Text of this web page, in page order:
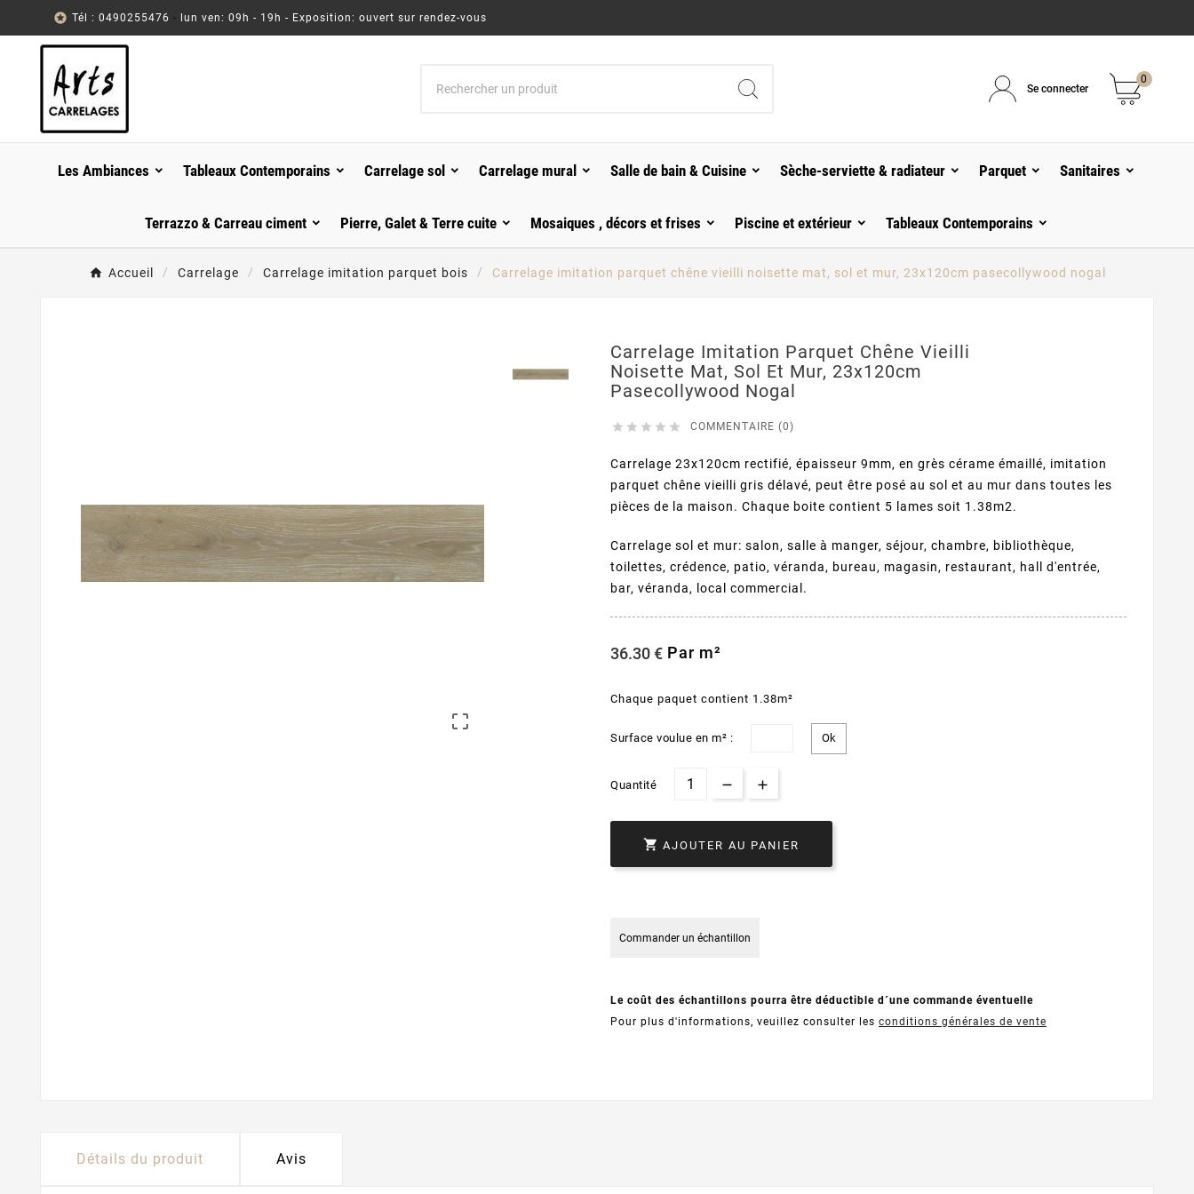
 Tél : 0490255476 - lun ven: 09h - 19h - Exposition: ouvert sur rendez-vous
Se connecter
0
Les Ambiances Tableaux Contemporains Carrelage sol Carrelage mural Salle de bain & Cuisine Sèche-serviette & radiateur Parquet Sanitaires
Terrazzo & Carreau ciment Pierre, Galet & Terre cuite Mosaiques , décors et frises Piscine et extérieur Tableaux Contemporains
Accueil Carrelage Carrelage imitation parquet bois Carrelage imitation parquet chêne vieilli noisette mat, sol et mur, 23x120cm pasecollywood nogal

Carrelage Imitation Parquet Chêne Vieilli
Noisette Mat, Sol Et Mur, 23x120cm
Pasecollywood Nogal
     COMMENTAIRE (0)
Carrelage 23x120cm rectifié, épaisseur 9mm, en grès cérame émaillé, imitation
parquet chêne vieilli gris délavé, peut être posé au sol et au mur dans toutes les
pièces de la maison. Chaque boite contient 5 lames soit 1.38m2.
Carrelage sol et mur: salon, salle à manger, séjour, chambre, bibliothèque,
toilettes, crédence, patio, véranda, bureau, magasin, restaurant, hall d'entrée,
bar, véranda, local commercial.
36.30 € Par m²
Chaque paquet contient 1.38m²
Surface voulue en m² :
Quantité
 AJOUTER AU PANIER
Commander un échantillon
Le coût des échantillons pourra être déductible d´une commande éventuelle
Pour plus d'informations, veuillez consulter les conditions générales de vente
Détails du produit Avis